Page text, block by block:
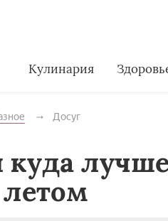
Кулинария
Досуг
куда